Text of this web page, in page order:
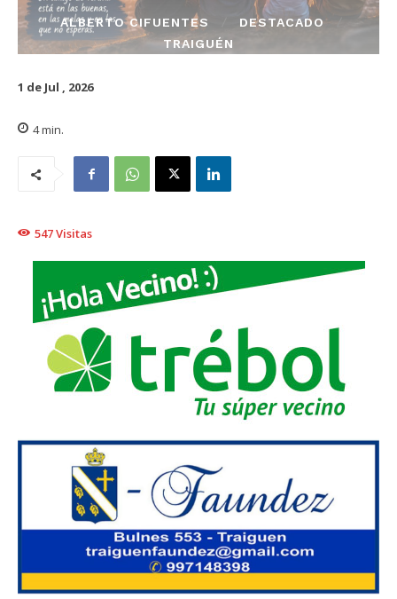
ALBERTO CIFUENTES
DESTACADO
TRAIGUÉN
1 de Jul , 2026
4min.
547Visitas